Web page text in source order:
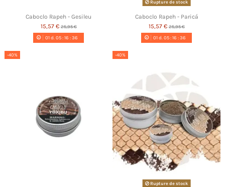
Caboclo Rapeh - Gesileu
15,57 € 25,95 €
01d.05:16 :35
Rupture de stock
Caboclo Rapeh - Paricá
15,57 € 25,95 €
01d.05:16 :35
-40% -40%
Rupture de stock